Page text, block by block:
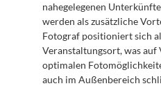
nahegelegenen
werden als zusätzliche
Fotograf positioniert sich
Veranstaltungsort, was
optimalen
auch im Außenbereich